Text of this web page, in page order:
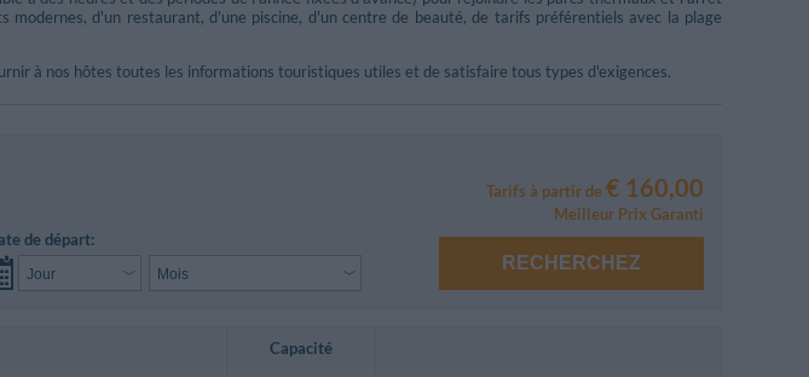
modernes, d'un restaurant, d'une piscine, d'un centre de beauté, de tarifs préférentiels avec la plage
à nos hôtes toutes les informations touristiques utiles et de satisfaire tous types d'exigences.
de départ:
Tarifs à partir de€ 160,00
Meilleur Prix Garanti
RECHERCHEZ
Capacité